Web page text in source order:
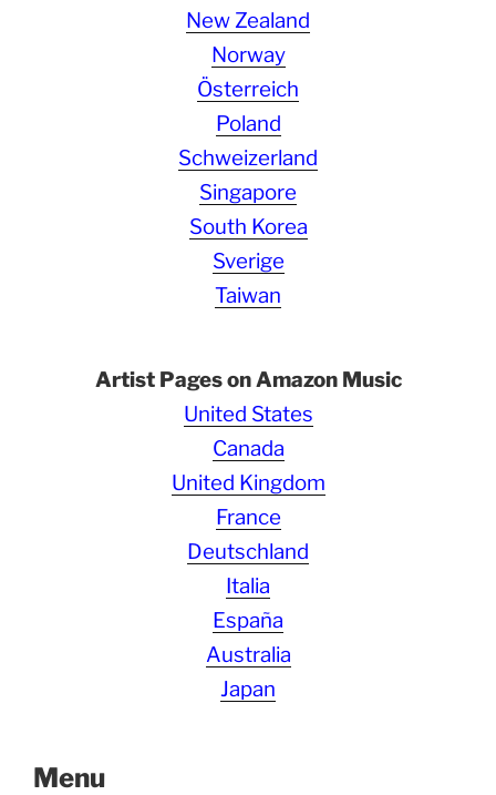
New Zealand
Norway
Österreich
Poland
Schweizerland
Singapore
South Korea
Sverige
Taiwan
Artist Pages on Amazon Music
United States
Canada
United Kingdom
France
Deutschland
Italia
España
Australia
Japan
Menu